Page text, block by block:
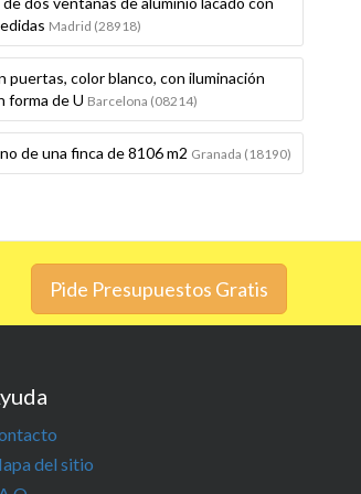
Madrid (28918)
puertas, color blanco, con iluminación
forma de U Barcelona (08214)
de una finca de 8106 m2 Granada (18190)
Pide Presupuestos Gratis
del sitio